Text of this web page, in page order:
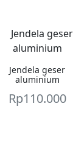
Jendela geser
aluminium
Rp110.000